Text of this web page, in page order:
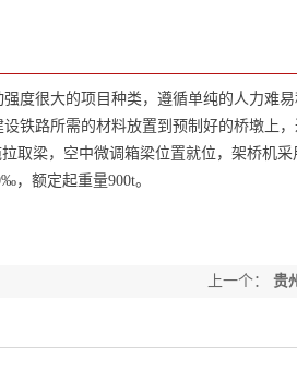
度很大的项目种类，遵循单纯的人力难
铁路所需的材料放置到预制好的桥墩上，
取梁，空中微调箱梁位置就位，架桥机
，额定起重量900t。
上一个： 贵